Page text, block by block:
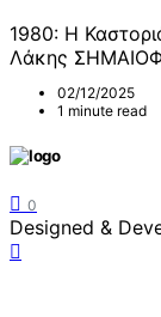
1980: Η
Λάκης
02/12/2025
1 minute read
0
Designed &